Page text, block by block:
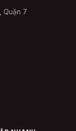
cứ yên
Cao
Da sau
Quận 7